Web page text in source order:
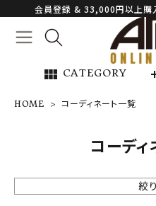
会員登録 & 33,000円以上購入
view_module CATEGORY
NEW ARRIVAL
ARCH EXCLUSIVE
HOME コーディネート一覧
コーディ
絞